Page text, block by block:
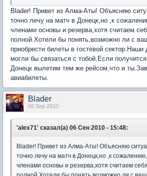
Blader! Привет из Алма-Аты! Объясняю
точно лечу на матч в Донецк,но ,к
членами основы и резерва,хотя считаем
полной.Хотели бы понять,возможно ли с
приобрести билеты в гостевой
могли бы связаться с тобой.Если
Донецк вылетим тем же рейсом,что и
авиабилеты.
Blader
06 Sep 2010
'alex71' сказал(а) 06 Сен 2010 - 15:48:
Blader! Привет из Алма-Аты! Объясняю
точно лечу на матч в Донецк,но ,к
членами основы и резерва,хотя считаем